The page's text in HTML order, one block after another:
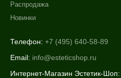
Распродажа
Новинки
Телефон: +7 (495) 640-58-89
Email: info@esteticshop.ru
Интернет-Магазин Эстетик-Шоп: